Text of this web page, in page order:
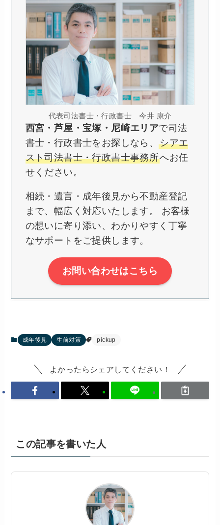
代表司法書士・行政書士 今井 康介
西宮・芦屋・宝塚・尼崎エリアで司法
書士・行政書士をお探しなら、シアエ
スト司法書士・行政書士事務所へお任
せください。
相続・遺言・成年後見から不動産登記
まで、幅広く対応いたします。 お客様
の想いに寄り添い、わかりやすく丁寧
なサポートをご提供します。
お問い合わせはこちら
成年後見 生前対策 pickup
よかったらシェアしてください！
この記事を書いた人